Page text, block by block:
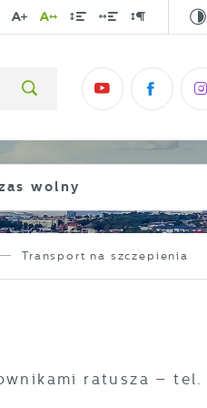
wolny
Transport na szczepienia
ratusza – tel.